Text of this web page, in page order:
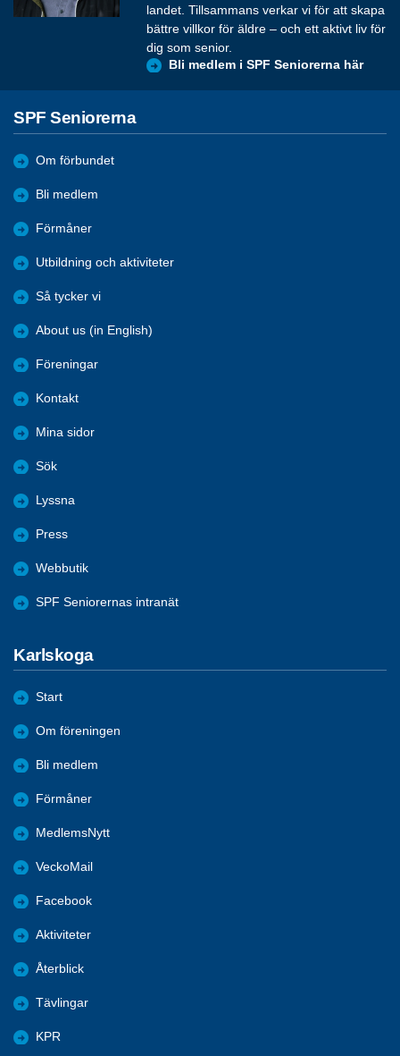
landet. Tillsammans verkar vi för att skapa
bättre villkor för äldre – och ett aktivt liv för
dig som senior.
Bli medlem i SPF Seniorerna här
SPF Seniorerna
Om förbundet
Bli medlem
Förmåner
Utbildning och aktiviteter
Så tycker vi
About us (in English)
Föreningar
Kontakt
Mina sidor
Sök
Lyssna
Press
Webbutik
SPF Seniorernas intranät
Karlskoga
Start
Om föreningen
Bli medlem
Förmåner
MedlemsNytt
VeckoMail
Facebook
Aktiviteter
Återblick
Tävlingar
KPR